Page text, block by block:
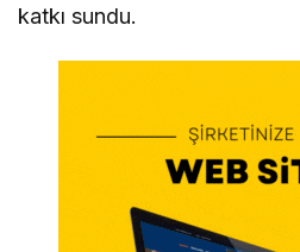
katkı sundu.